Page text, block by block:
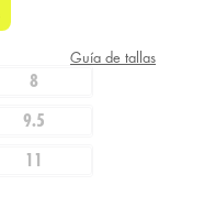
Guía de tallas
8
9.5
11